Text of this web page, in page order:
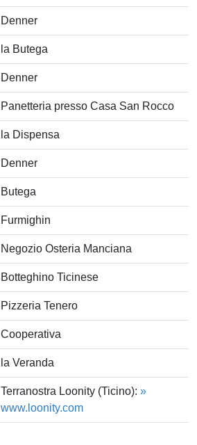
Denner
la Butega
Denner
Panetteria presso Casa San Rocco
la Dispensa
Denner
Butega
Furmighin
Negozio Osteria Manciana
Botteghino Ticinese
Pizzeria Tenero
Cooperativa
la Veranda
Terranostra Loonity (Ticino): »
www.loonity.com